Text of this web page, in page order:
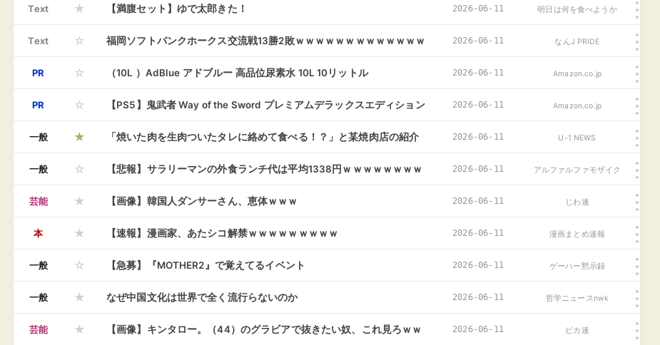
に嫌い」 遂にネットニュースデビュー
Text ★ 【満腹セット】ゆで太郎きた！ 2026-06-11 明日は何を食べようか
Text ☆ 福岡ソフトバンクホークス交流戦13勝2敗ｗｗｗｗｗｗｗｗｗｗｗｗｗ 2026-06-11 なんJ PRIDE
PR ☆ （10L ）AdBlue アドブルー 高品位尿素水 10L 10リットル 2026-06-11 Amazon.co.jp
PR ☆ 【PS5】鬼武者 Way of the Sword プレミアムデラックスエディション 2026-06-11 Amazon.co.jp
一般 ★ 「焼いた肉を生肉ついたタレに絡めて食べる！？」と某焼肉店の紹介
ポストにツッコミ殺到、これやったらガチで死人が出るぞ……
2026-06-11 U-1 NEWS
一般 ☆ 【悲報】サラリーマンの外食ランチ代は平均1338円ｗｗｗｗｗｗｗｗ 2026-06-11 アルファルファモザイク
芸能 ★ 【画像】韓国人ダンサーさん、恵体ｗｗｗ 2026-06-11 じわ速
本 ★ 【速報】漫画家、あたシコ解禁ｗｗｗｗｗｗｗｗｗ 2026-06-11 漫画まとめ速報
一般 ☆ 【急募】『MOTHER2』で覚えてるイベント 2026-06-11 ゲーハー黙示録
一般 ★ なぜ中国文化は世界で全く流行らないのか 2026-06-11 哲学ニュースnwk
芸能 ★ 【画像】キンタロー。（44）のグラビアで抜きたい奴、これ見ろｗｗ 2026-06-11 ピカ速